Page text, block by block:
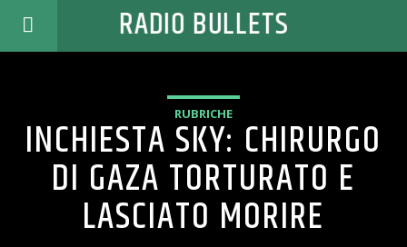
RADIO BULLETS
RUBRICHE
INCHIESTA SKY: CHIRURGO
DI GAZA TORTURATO E
LASCIATO MORIRE